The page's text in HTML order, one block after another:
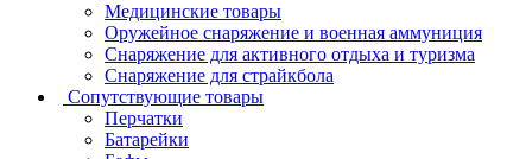
Медицинские товары
Оружейное снаряжение и военная аммуниция
Снаряжение для активного отдыха и туризма
Снаряжение для страйкбола
Сопутствующие товары
Перчатки
Батарейки